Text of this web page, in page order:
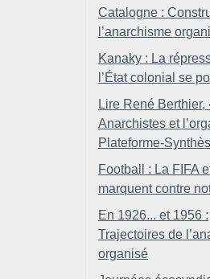
Catalogne :
l’anarchisme
Kanaky : La
l’État colonial se
Lire René Berthier,
Anarchistes et
Plateforme-
Football : La FIFA
marquent contre
En 1926... et 1956 :
Trajectoires de
organisé